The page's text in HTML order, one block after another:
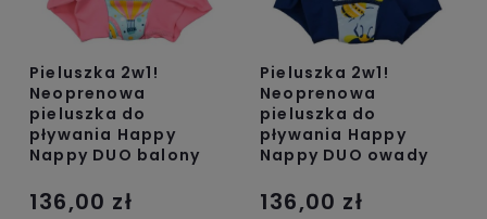
Pieluszka 2w1!
Neoprenowa
pieluszka do
pływania Happy
Nappy DUO balony
136,00 zł
Pieluszka 2w1!
Neoprenowa
pieluszka do
pływania Happy
Nappy DUO owady
136,00 zł